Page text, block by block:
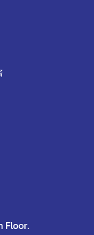
Floor.